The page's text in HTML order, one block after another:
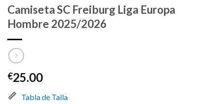
Camiseta SC Freiburg Liga Europa
Hombre 2025/2026
€25.00
Tabla de Talla